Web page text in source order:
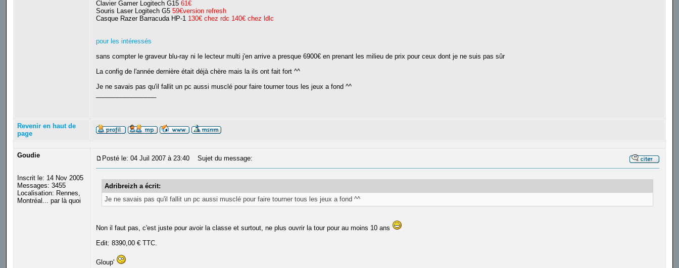
Clavier Gamer Logitech G15 61€
Souris Laser Logitech G5 59€version refresh
Casque Razer Barracuda HP-1 130€ chez rdc 140€ chez ldlc
pour les intéressés
sans compter le graveur blu-ray ni le lecteur multi j'en arrive a presque 6900€ en prenant les milieu de prix pour ceux dont je ne suis pas sûr
La config de l'année dernière était déjà chère mais la ils ont fait fort ^^
Je ne savais pas qu'il fallit un pc aussi musclé pour faire tourner tous les jeux a fond ^^
Revenir en haut de
page
Goudie
Inscrit le: 14 Nov 2005
Messages: 3455
Localisation: Rennes,
Montréal... par là quoi
Posté le: 04 Juil 2007 à 23:40 Sujet du message:
Adribreizh a écrit:
Je ne savais pas qu'il fallit un pc aussi musclé pour faire tourner tous les jeux a fond ^^
Non il faut pas, c'est juste pour avoir la classe et surtout, ne plus ouvrir la tour pour au moins 10 ans
Edit: 8390,00 € TTC.
Gloup'